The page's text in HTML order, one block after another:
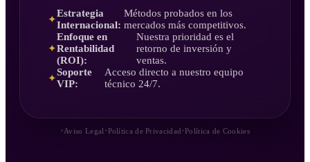
✦
Estrategia
Internacional:
Métodos probados en los
mercados más competitivos.
✦
Enfoque en
Rentabilidad
(ROI):
Nuestra prioridad es el
retorno de inversión y
ventas.
✦
Soporte
VIP:
Acceso directo a nuestro equipo
técnico 24/7.
•Aviso Legal •Política de Privacidad•Política de Cookies